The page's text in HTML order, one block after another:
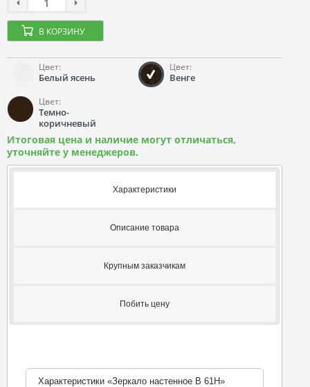
В КОРЗИНУ
Цвет:
Белый ясень
Цвет:
Венге
Цвет:
Темно-
коричневый
Итоговая цена и наличие могут отличаться,
уточняйте у менеджеров.
Характеристики
Описание товара
Крупным заказчикам
Побить цену
Характеристики «Зеркало настенное В 61Н»